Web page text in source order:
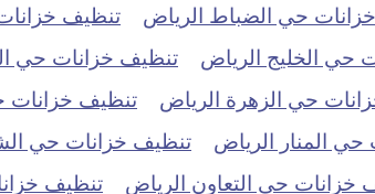
حي الضباط الرياض
تنظيف
حي الخليج الرياض
تنظيف خزانات حي
حي الزهرة الرياض
تنظيف
المنار الرياض
تنظيف خزانات حي
خزانات حي التعاون الرياض تنظيف